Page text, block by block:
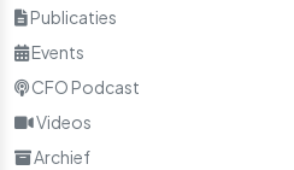
Publicaties
Events
CFO Podcast
Videos
Archief